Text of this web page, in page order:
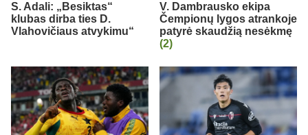
S. Adali: „Besiktas“
klubas dirba ties D.
Vlahovičiaus atvykimu“
V. Dambrausko ekipa
Čempionų lygos atrankoje
patyrė skaudžią nesėkmę
(2)